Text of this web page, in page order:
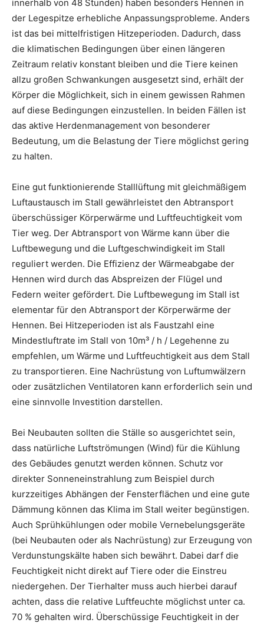
innerhalb von 48 Stunden) haben besonders Hennen in
der Legespitze erhebliche Anpassungsprobleme. Anders
ist das bei mittelfristigen Hitzeperioden. Dadurch, dass
die klimatischen Bedingungen über einen längeren
Zeitraum relativ konstant bleiben und die Tiere keinen
allzu großen Schwankungen ausgesetzt sind, erhält der
Körper die Möglichkeit, sich in einem gewissen Rahmen
auf diese Bedingungen einzustellen. In beiden Fällen ist
das aktive Herdenmanagement von besonderer
Bedeutung, um die Belastung der Tiere möglichst gering
zu halten.
Eine gut funktionierende Stalllüftung mit gleichmäßigem
Luftaustausch im Stall gewährleistet den Abtransport
überschüssiger Körperwärme und Luftfeuchtigkeit vom
Tier weg. Der Abtransport von Wärme kann über die
Luftbewegung und die Luftgeschwindigkeit im Stall
reguliert werden. Die Effizienz der Wärmeabgabe der
Hennen wird durch das Abspreizen der Flügel und
Federn weiter gefördert. Die Luftbewegung im Stall ist
elementar für den Abtransport der Körperwärme der
Hennen. Bei Hitzeperioden ist als Faustzahl eine
Mindestluftrate im Stall von 10m³ / h / Legehenne zu
empfehlen, um Wärme und Luftfeuchtigkeit aus dem Stall
zu transportieren. Eine Nachrüstung von Luftumwälzern
oder zusätzlichen Ventilatoren kann erforderlich sein und
eine sinnvolle Investition darstellen.
Bei Neubauten sollten die Ställe so ausgerichtet sein,
dass natürliche Luftströmungen (Wind) für die Kühlung
des Gebäudes genutzt werden können. Schutz vor
direkter Sonneneinstrahlung zum Beispiel durch
kurzzeitiges Abhängen der Fensterflächen und eine gute
Dämmung können das Klima im Stall weiter begünstigen.
Auch Sprühkühlungen oder mobile Vernebelungsgeräte
(bei Neubauten oder als Nachrüstung) zur Erzeugung von
Verdunstungskälte haben sich bewährt. Dabei darf die
Feuchtigkeit nicht direkt auf Tiere oder die Einstreu
niedergehen. Der Tierhalter muss auch hierbei darauf
achten, dass die relative Luftfeuchte möglichst unter ca.
70 % gehalten wird. Überschüssige Feuchtigkeit in der